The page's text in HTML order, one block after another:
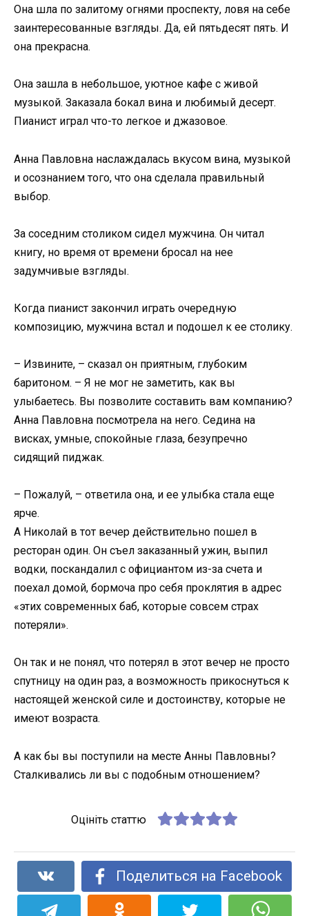
Она шла по залитому огнями проспекту, ловя на себе
заинтересованные взгляды. Да, ей пятьдесят пять. И
она прекрасна.
Она зашла в небольшое, уютное кафе с живой
музыкой. Заказала бокал вина и любимый десерт.
Пианист играл что-то легкое и джазовое.
Анна Павловна наслаждалась вкусом вина, музыкой
и осознанием того, что она сделала правильный
выбор.
За соседним столиком сидел мужчина. Он читал
книгу, но время от времени бросал на нее
задумчивые взгляды.
Когда пианист закончил играть очередную
композицию, мужчина встал и подошел к ее столику.
– Извините, – сказал он приятным, глубоким
баритоном. – Я не мог не заметить, как вы
улыбаетесь. Вы позволите составить вам компанию?
Анна Павловна посмотрела на него. Седина на
висках, умные, спокойные глаза, безупречно
сидящий пиджак.
– Пожалуй, – ответила она, и ее улыбка стала еще
ярче.
А Николай в тот вечер действительно пошел в
ресторан один. Он съел заказанный ужин, выпил
водки, поскандалил с официантом из-за счета и
поехал домой, бормоча про себя проклятия в адрес
«этих современных баб, которые совсем страх
потеряли».
Он так и не понял, что потерял в этот вечер не просто
спутницу на один раз, а возможность прикоснуться к
настоящей женской силе и достоинству, которые не
имеют возраста.
А как бы вы поступили на месте Анны Павловны?
Сталкивались ли вы с подобным отношением?
Оцініть статтю
Поделиться на Facebook